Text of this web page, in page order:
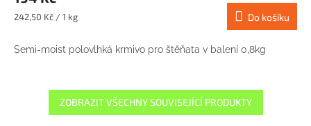
Měrná
242,50 Kč / 1 kg Do košíku
Semi-moist polovlhká krmivo pro štěňata v balení 0,8kg
ZOBRAZIT VŠECHNY SOUVISEJÍCÍ PRODUKTY